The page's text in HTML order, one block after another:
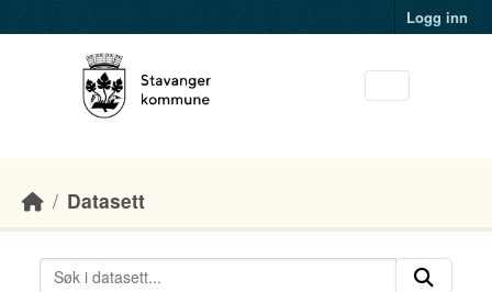
Logg inn
Datasett